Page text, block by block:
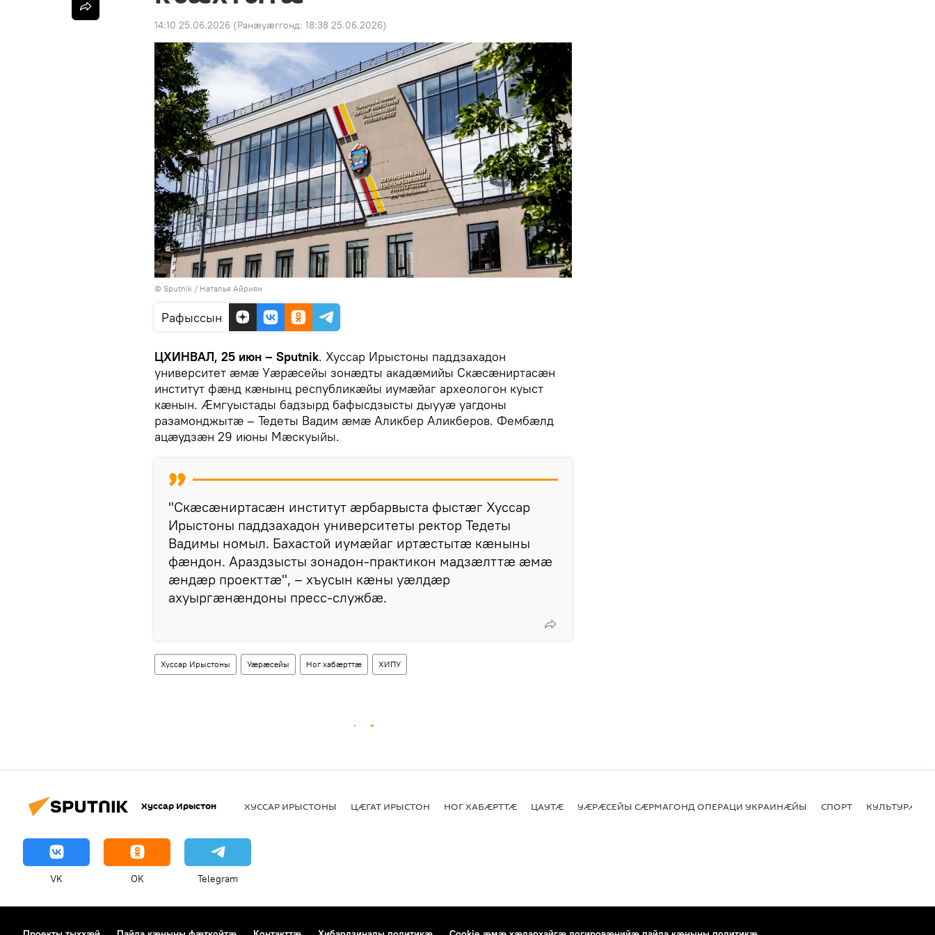
14:10 25.06.2026 (Ранӕуӕггонд: 18:38 25.06.2026)
© Sputnik / Наталья Айриян
Рафыссын
ЦХИНВАЛ, 25 июн – Sputnik. Хуссар Ирыстоны паддзахадон
университет æмæ Уæрæсейы зонæдты акадæмийы Скæсæниртасæн
институт фæнд кæнынц республикæйы иумæйаг археологон куыст
кæнын. Æмгуыстады бадзырд бафысдзысты дыууæ уагдоны
разамонджытæ – Тедеты Вадим æмæ Аликбер Аликберов. Фембæлд
ацæудзæн 29 июны Мæскуыйы.
"Скæсæниртасæн институт æрбарвыста фыстæг Хуссар
Ирыстоны паддзахадон университеты ректор Тедеты
Вадимы номыл. Бахастой иумæйаг иртæстытæ кæныны
фæндон. Араздзысты зонадон-практикон мадзæлттæ æмæ
æндæр проекттæ", – хъусын кæны уæлдæр
ахуыргæнæндоны пресс-службæ.
Хуссар Ирыстоны Уӕрӕсейы Ног хабӕрттӕ ХИПУ
Хуссар Ирыстон ХУССАР ИРЫСТОНЫ ЦӔГАТ ИРЫСТОН НОГ ХАБӔРТТӔ ЦАУТӔ УӔРӔСЕЙЫ СӔРМАГОНД ОПЕРАЦИ УКРАИНӔЙЫ СПОРТ КУЛЬТУРӔ
VK OK Telegram